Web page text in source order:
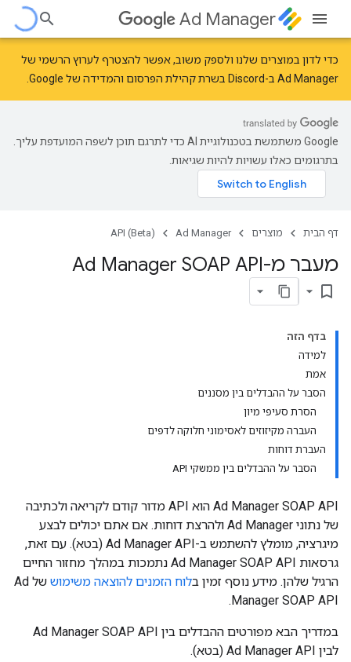
Ad Manager
כדי לדון במוצרים שלנו ולספק משוב, אפשר להצטרף לערוץ הרשמי של
Ad Manager ב-Discord בשרת
קהילת הפרסום והמדידה של Google
‫Google משתמשת בטכנולוגיית AI כדי לתרגם תוכן לשפה המועדפת עליך.
בתרגומים כאלו עשויות להיות שגיאות.
דף הבית מוצרים Ad Manager
API (Beta)
מעבר מ-Ad Manager SOAP API
bookmark_border
בדף הזה
למידה
אמת
הסבר על ההבדלים בין מסננים
הסרת סעיפי מיון
העברה מקיזוזים לאסימוני חלוקה לדפים
העברת דוחות
הסבר על ההבדלים בין ממשקי API
‫Ad Manager SOAP API הוא API מדור קודם לקריאה ולכתיבה
של נתוני Ad Manager ולהרצת דוחות. אם אתם יכולים לבצע
מיגרציה, מומלץ להשתמש ב-Ad Manager API (בטא). עם זאת,
גרסאות Ad Manager SOAP API נתמכות במהלך מחזור החיים
הרגיל שלהן. מידע נוסף זמין בלוח הזמנים להוצאה משימוש
של Ad
Manager SOAP API.
במדריך הבא מפורטים ההבדלים בין Ad Manager SOAP API
לבין Ad Manager API (בטא).